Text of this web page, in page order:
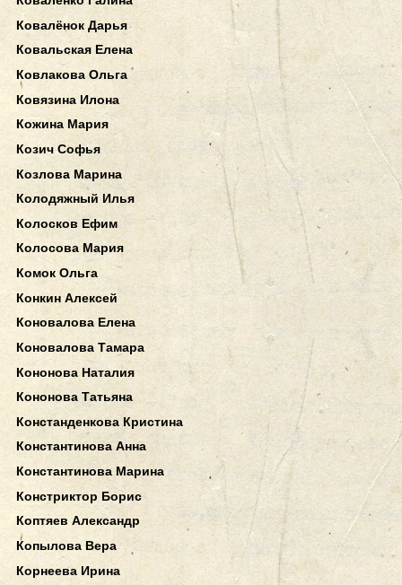
Ковалёнок Дарья
Ковальская Елена
Ковлакова Ольга
Ковязина Илона
Кожина Мария
Козич Софья
Козлова Марина
Колодяжный Илья
Колосков Ефим
Колосова Мария
Комок Ольга
Конкин Алексей
Коновалова Елена
Коновалова Тамара
Кононова Наталия
Кононова Татьяна
Констанденкова Кристина
Константинова Анна
Константинова Марина
Констриктор Борис
Коптяев Александр
Копылова Вера
Корнеева Ирина